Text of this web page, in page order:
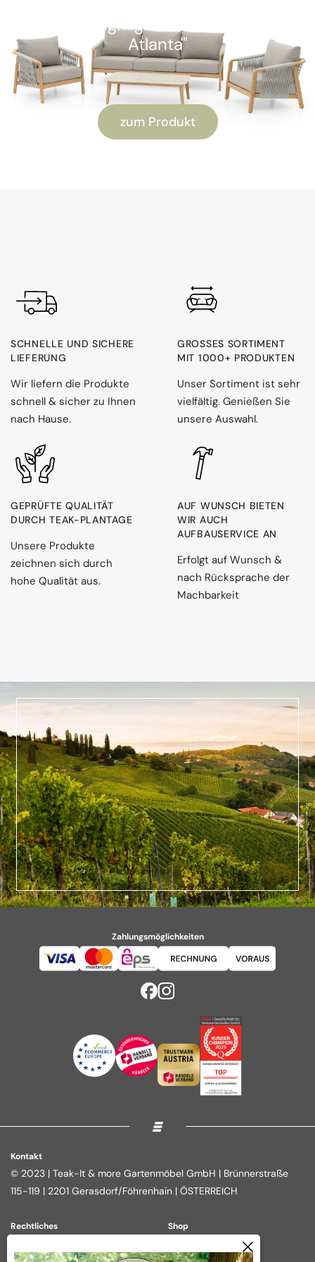
Kunden-Highlight: "Alu Lounge-Set
Atlanta"
zum Produkt
SCHNELLE UND SICHERE
LIEFERUNG
Wir liefern die Produkte
schnell & sicher zu Ihnen
nach Hause.
GROSSES SORTIMENT M
IT 1000+ PRODUKTEN
Unser Sortiment ist sehr
vielfältig. Genießen Sie
unsere Auswahl.
GEPRÜFTE QUALITÄT
DURCH TEAK-PLANTAGE
Unsere Produkte
zeichnen sich durch
hohe Qualität aus.
AUF WUNSCH BIETEN
WIR AUCH
AUFBAUSERVICE AN
Erfolgt auf Wunsch &
nach Rücksprache der
Machbarkeit
Zahlungsmöglichkeiten
Kontakt
© 2023 | Teak-It & more Gartenmöbel GmbH | Brünnerstraße
115-119 | 2201 Gerasdorf/Föhrenhain | ÖSTERREICH
Rechtliches Shop